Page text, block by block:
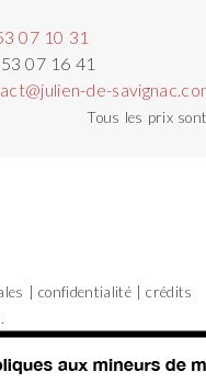
07 10 31
07 16 41
de-
Tous les prix
confidentialité
crédits